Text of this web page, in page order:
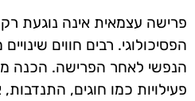
פרישה עצמאית אינה נוגעת
הפסיכולוגי. רבים חווים
הנפשי לאחר הפרישה. הכנה
פעילויות כמו חוגים,